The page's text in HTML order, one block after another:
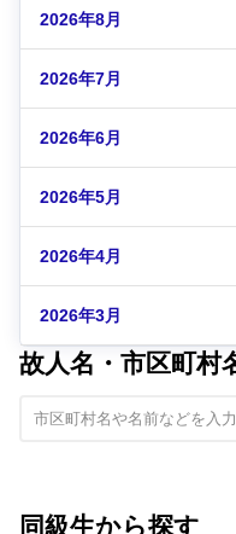
2026年8月
2026年7月
2026年6月
2026年5月
2026年4月
2026年3月
故人名・市区町村
同級生から探す